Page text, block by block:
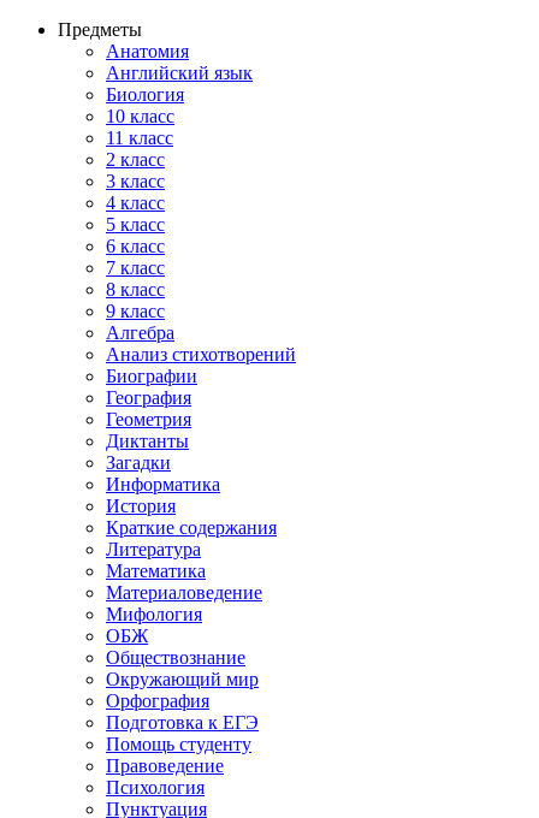
Предметы
Анатомия
Английский язык
Биология
10 класс
11 класс
2 класс
3 класс
4 класс
5 класс
6 класс
7 класс
8 класс
9 класс
Алгебра
Анализ стихотворений
Биографии
География
Геометрия
Диктанты
Загадки
Информатика
История
Краткие содержания
Литература
Математика
Материаловедение
Мифология
ОБЖ
Обществознание
Окружающий мир
Орфография
Подготовка к ЕГЭ
Помощь студенту
Правоведение
Психология
Пунктуация